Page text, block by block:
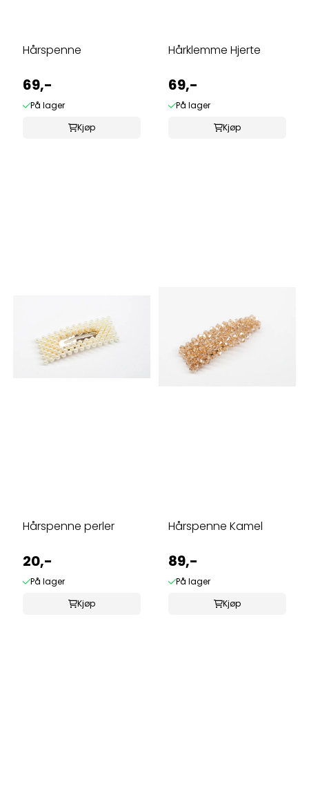
Hårspenne
69,-
På lager
Kjøp
Hårklemme Hjerte
69,-
På lager
Kjøp
Hårspenne perler
20,-
På lager
Kjøp
Hårspenne Kamel
89,-
På lager
Kjøp